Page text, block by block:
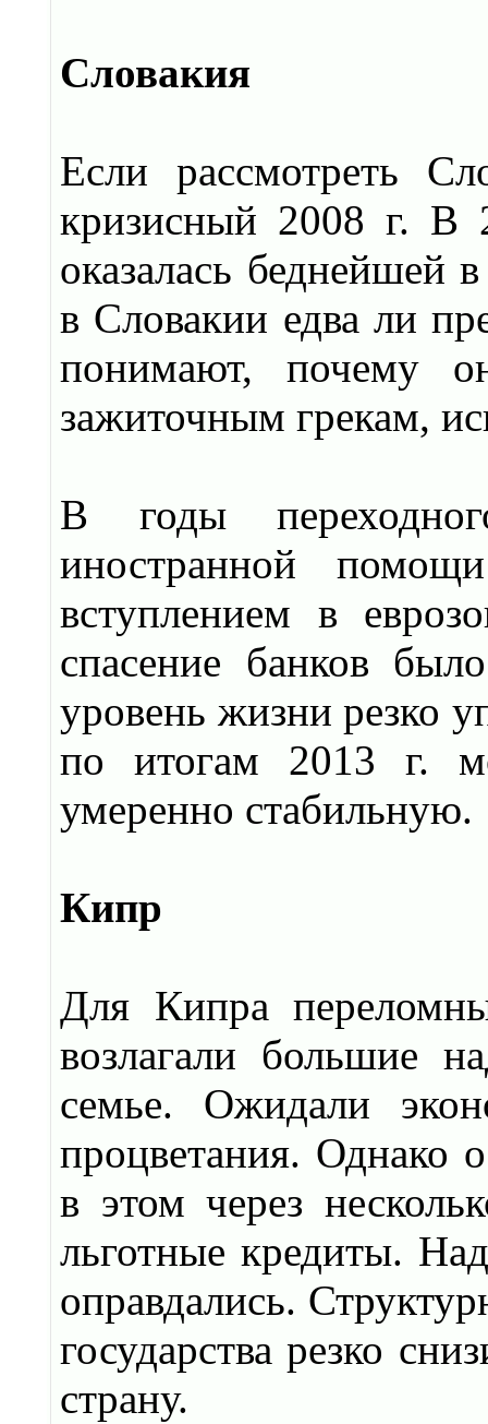
Словакия
Если рассмотреть
кризисный 2008 г. В
оказалась беднейшей
в Словакии едва ли
понимают, почему
зажиточным грекам,
В годы
иностранной
вступлением в
спасение банков
уровень жизни резко
по итогам 2013 г.
умеренно стабильную.
Кипр
Для Кипра
возлагали большие
семье. Ожидали
процветания. Однако
в этом через
льготные кредиты.
оправдались.
государства резко
страну.